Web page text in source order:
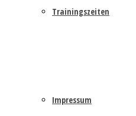
Trainingszeiten
Impressum